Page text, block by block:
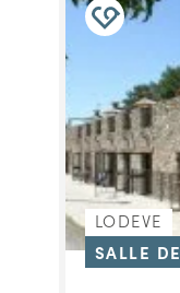
LODEVE
SALLE